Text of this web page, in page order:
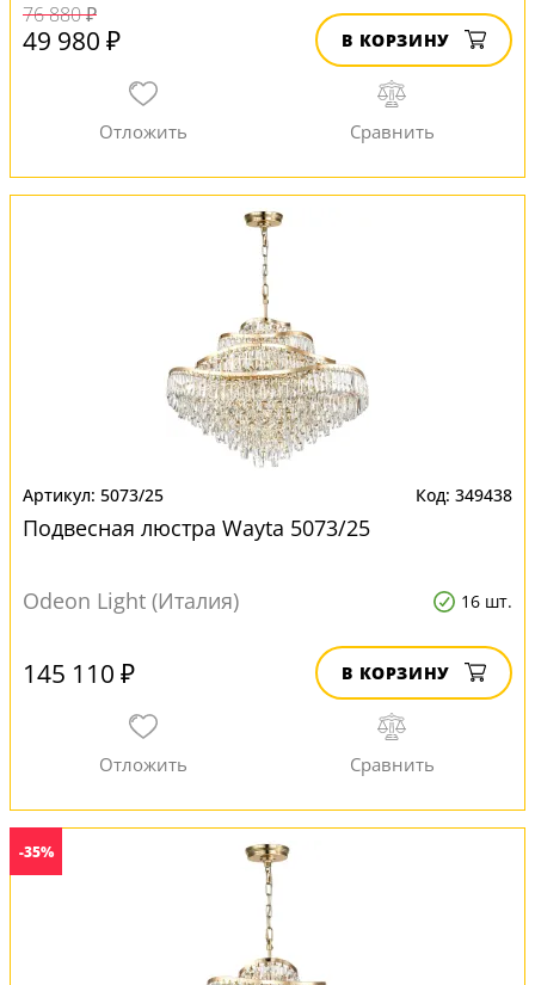
76 880 ₽
49 980 ₽ В КОРЗИНУ
5073/25 349438
Подвесная люстра Wayta 5073/25
Odeon Light (Италия) 16 шт.
145 110 ₽ В КОРЗИНУ
-35%